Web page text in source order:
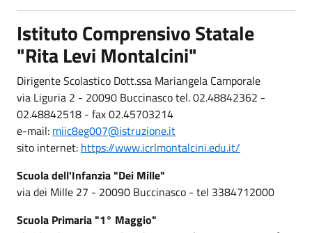
Istituto Comprensivo Statale
"Rita Levi Montalcini"
Dirigente Scolastico Dott.ssa Mariangela Camporale
via Liguria 2 - 20090 Buccinasco tel. 02.48842362 -
02.48842518 - fax 02.45703214
e-mail: miic8eg007@istruzione.it
sito internet: https://www.icrlmontalcini.edu.it/
Scuola dell'Infanzia "Dei Mille"
via dei Mille 27 - 20090 Buccinasco - tel 3384712000
Scuola Primaria "1° Maggio"